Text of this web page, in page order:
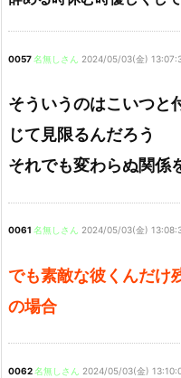
0057名無しさん 2024/05/03(金)
そういうのはこいつと
じて見限るんだろう
それでも変わらぬ関係
0061 名無しさん 2024/05/03(金)
でも素敵な彼くんだけ
の場合
0062名無しさん 2024/05/03(金)